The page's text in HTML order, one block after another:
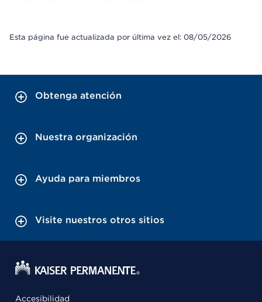
Esta página fue actualizada por última vez el: 08/05/2026
Obtenga atención
Nuestra organización
Ayuda para miembros
Visite nuestros otros sitios
Accesibilidad